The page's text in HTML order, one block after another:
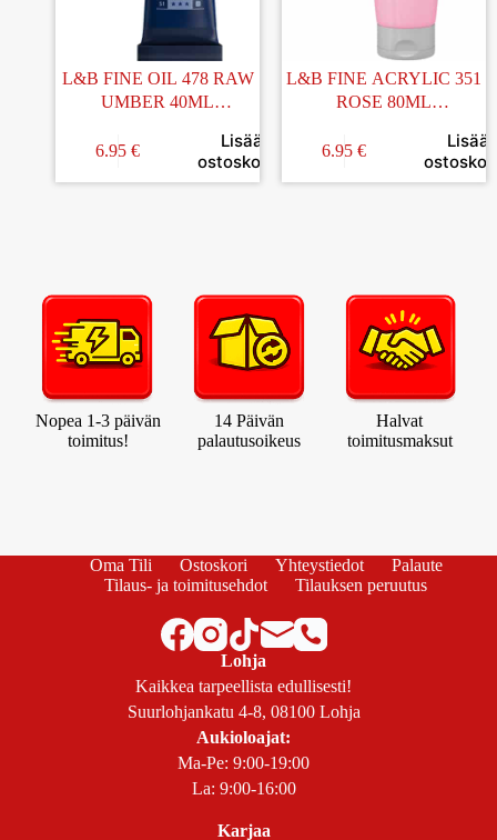
L&B FINE OIL 478 RAW
UMBER 40ML
6.95 €
Lisää
ostoskoriin
L&B FINE ACRYLIC 351
ROSE 80ML
6.95 €
Lisää
Nopea 1-3 päivän
toimitus!
14 Päivän
palautusoikeus
Halvat
toimitusmaksut
Oma Tili Ostoskori Yhteystiedot
Palaute
Tilaus- ja toimitusehdot
Tilauksen peruutus
Lohja
Kaikkea tarpeellista edullisesti!
Suurlohjankatu 4-8, 08100 Lohja
Aukioloajat:
Ma-Pe: 9:00-19:00
La: 9:00-16:00
Karjaa